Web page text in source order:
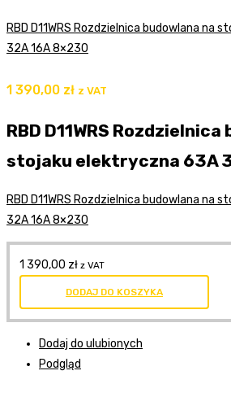
RBD D11WRS Rozdzielnica budowlana na
32A 16A 8×230
1 390,00 zł z VAT
RBD D11WRS
stojaku elektryczna 63A
RBD D11WRS Rozdzielnica budowlana na
32A 16A 8×230
1 390,00 zł z VAT
DODAJ DO KOSZYKA
Dodaj do ulubionych
Podgląd